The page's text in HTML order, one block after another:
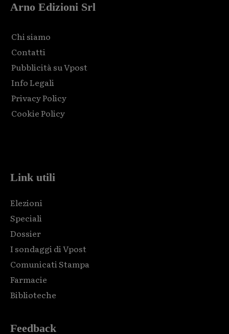
Arno Edizioni Srl
Chi siamo
Contatti
Pubblicità su Vpost
Info Legali
Privacy Policy
Cookie Policy
Link utili
Elezioni
Speciali
Dossier
I sondaggi di Vpost
Comunicati Stampa
Farmacie
Biblioteche
Feedback